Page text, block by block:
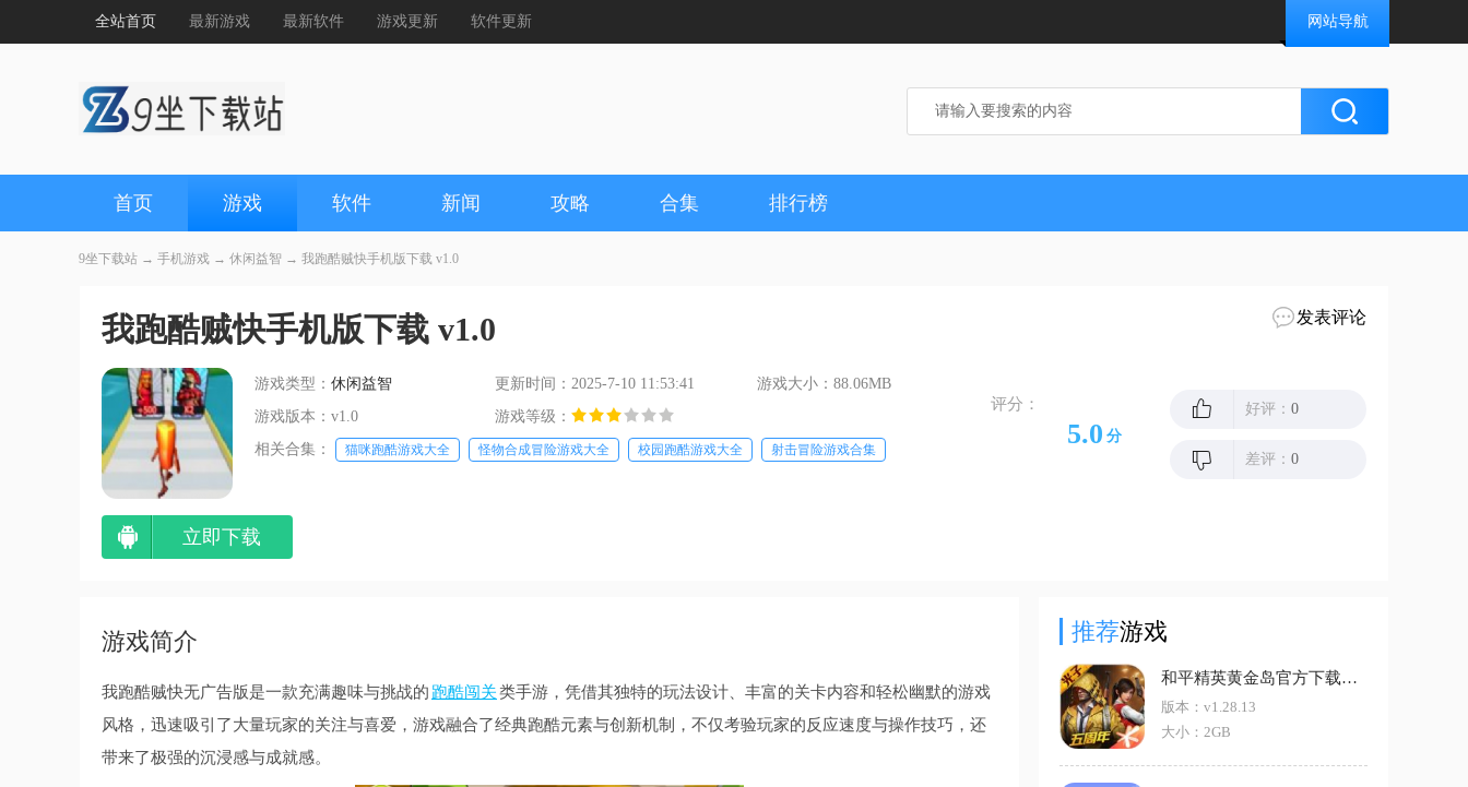
全站首页 最新游戏 最新软件 游戏更新 软件更新 网站导航
首页 游戏 软件 新闻 攻略 合集 排行榜
9坐下载站 → 手机游戏 → 休闲益智 → 我跑酷贼快手机版下载 v1.0
我跑酷贼快手机版下载 v1.0 发表评论
游戏类型： 休闲益智 更新时间：2025-7-10 11:53:41
游戏大小：88.06MB
游戏版本：v1.0
游戏等级：
相关合集：
猫咪跑酷游戏大全 怪物合成冒险游戏大全 校园跑酷游戏大全 射击冒险游戏合集
评分：
5.0 分
好评： 0
差评： 0
立即下载
游戏简介
我跑酷贼快无广告版是一款充满趣味与挑战的 跑酷闯关类手游，凭借其独特的玩法设计、丰富的关卡内容和轻松幽默的游戏
风格，迅速吸引了大量玩家的关注与喜爱，游戏融合了经典跑酷元素与创新机制，不仅考验玩家的反应速度与操作技巧，还
带来了极强的沉浸感与成就感。
推荐游戏
和平精英黄金岛官方下载手机版
版本：v1.28.13
大小：2GB